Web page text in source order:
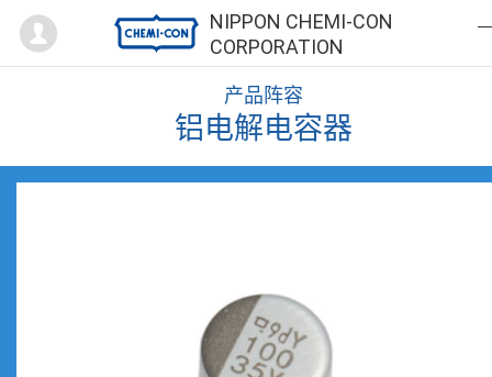
NIPPON CHEMI-CON
CORPORATION
Mypage
产品阵容
铝电解电容器